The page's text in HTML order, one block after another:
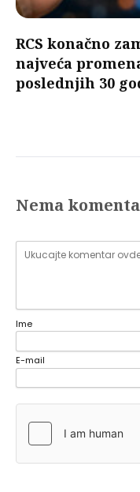
RCS konačno
najveća
poslednjih 30
Nema
Ime
E-mail